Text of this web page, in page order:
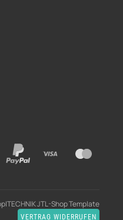
|TECHNIK JTL-Shop Template
VERTRAG WIDERRUFEN